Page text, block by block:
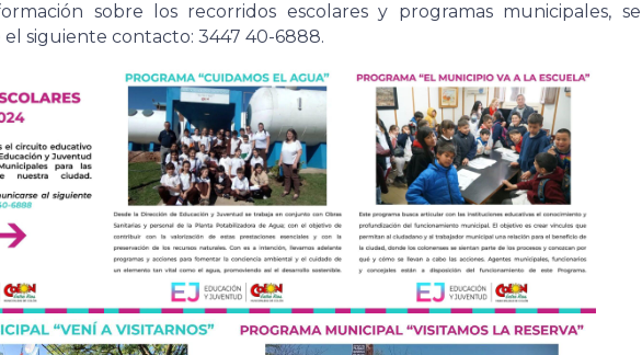
sobre los recorridos escolares y programas municipales, se
siguiente contacto: 3447 40-6888.